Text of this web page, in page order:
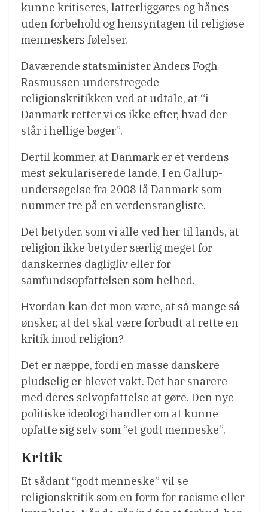
kunne kritiseres, latterliggøres og hånes
uden forbehold og hensyntagen til religiøse
menneskers følelser.
Daværende statsminister Anders Fogh
Rasmussen understregede
religionskritikken ved at udtale, at “i
Danmark retter vi os ikke efter, hvad der
står i hellige bøger”.
Dertil kommer, at Danmark er et verdens
mest sekulariserede lande. I en Gallup-
undersøgelse fra 2008 lå Danmark som
nummer tre på en verdensrangliste.
Det betyder, som vi alle ved her til lands, at
religion ikke betyder særlig meget for
danskernes dagligliv eller for
samfundsopfattelsen som helhed.
Hvordan kan det mon være, at så mange så
ønsker, at det skal være forbudt at rette en
kritik imod religion?
Det er næppe, fordi en masse danskere
pludselig er blevet vakt. Det har snarere
med deres selvopfattelse at gøre. Den nye
politiske ideologi handler om at kunne
opfatte sig selv som “et godt menneske”.
Kritik
Et sådant “godt menneske” vil se
religionskritik som en form for racisme eller